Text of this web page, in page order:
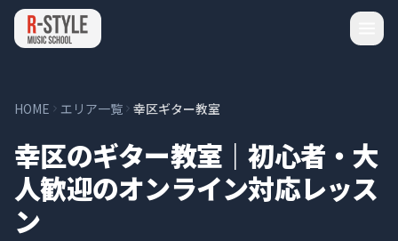
HOME エリア一覧 幸区ギター教室
幸区のギター教室｜初心者・大
人歓迎のオンライン対応レッス
ン